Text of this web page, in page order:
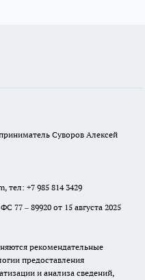
Суворов Алексей
, тел: +7 985 814 3429
77 – 89920 от 15 августа 2025
рекомендательные
предоставления
и анализа сведений,